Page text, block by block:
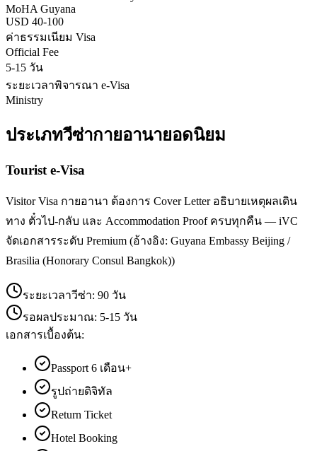
MoHA Guyana
USD 40-100
ค่าธรรมเนียม Visa
Official Fee
5-15 วัน
ระยะเวลาพิจารณา e-Visa
Ministry
ประเภทวีซ่ากายอานายอดนิยม
Tourist e-Visa
Visitor Visa กายอานา ต้องการ Cover Letter อธิบายเหตุผลเดิน
ทาง ตั๋วไป-กลับ และ Accommodation Proof ครบทุกคืน — iVC
จัดเอกสารระดับ Premium (อ้างอิง: Guyana Embassy Beijing /
Brasilia (Honorary Consul Bangkok))
ระยะเวลาวีซ่า: 90 วัน
รอผลประมาณ: 5-15 วัน
เอกสารเบื้องต้น:
Passport 6 เดือน+
รูปถ่ายดิจิทัล
Return Ticket
Hotel Booking